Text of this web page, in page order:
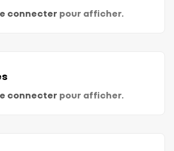
connecter pour afficher.
connecter pour afficher.